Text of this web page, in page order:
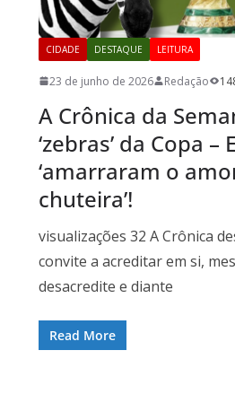
CIDADE DESTAQUE LEITURA
23 de junho de 2026 Redação
A Crônica da
‘zebras’ da Copa –
‘amarraram o
chuteira’!
visualizações 32 A Crônica
convite a acreditar em si,
desacredite e diante
Read More